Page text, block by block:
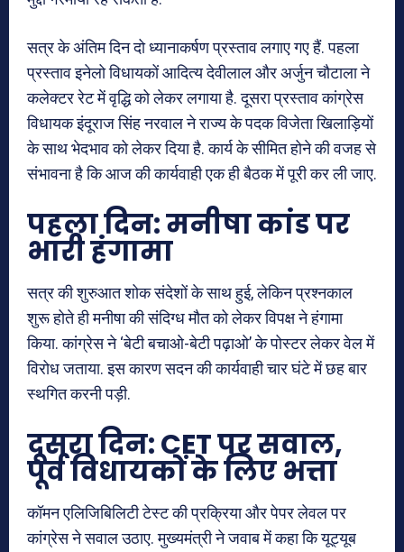
सत्र के अंतिम दिन दो ध्यानाकर्षण प्रस्ताव लगाए गए हैं. पहला
प्रस्ताव इनेलो विधायकों आदित्य देवीलाल और अर्जुन चौटाला ने
कलेक्टर रेट में वृद्धि को लेकर लगाया है. दूसरा प्रस्ताव कांग्रेस
विधायक इंदूराज सिंह नरवाल ने राज्य के पदक विजेता खिलाड़ियों
के साथ भेदभाव को लेकर दिया है. कार्य के सीमित होने की वजह से
संभावना है कि आज की कार्यवाही एक ही बैठक में पूरी कर ली जाए.
पहला दिन: मनीषा कांड पर
भारी हंगामा
सत्र की शुरुआत शोक संदेशों के साथ हुई, लेकिन प्रश्नकाल
शुरू होते ही मनीषा की संदिग्ध मौत को लेकर विपक्ष ने हंगामा
किया. कांग्रेस ने ‘बेटी बचाओ-बेटी पढ़ाओ’ के पोस्टर लेकर वेल में
विरोध जताया. इस कारण सदन की कार्यवाही चार घंटे में छह बार
स्थगित करनी पड़ी.
दूसरा दिन: CET पर सवाल,
पूर्व विधायकों के लिए भत्ता
कॉमन एलिजिबिलिटी टेस्ट की प्रक्रिया और पेपर लेवल पर
कांग्रेस ने सवाल उठाए. मुख्यमंत्री ने जवाब में कहा कि यूट्यूब